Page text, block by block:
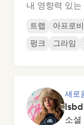
내 영향력 있
트랩 아프로
펑크
그라임
새로
소셜